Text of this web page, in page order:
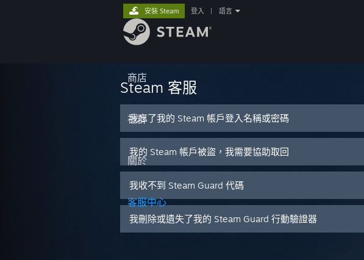
商店
社群
關於
客服中心
安裝 Steam 登入 語言
Steam 客服
我忘了我的 Steam 帳戶登入名稱或密碼
我的 Steam 帳戶被盜，我需要協助取回
我收不到 Steam Guard 代碼
我刪除或遺失了我的 Steam Guard 行動驗證器